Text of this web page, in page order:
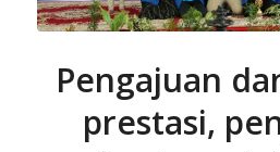
Pengajuan
prestasi,